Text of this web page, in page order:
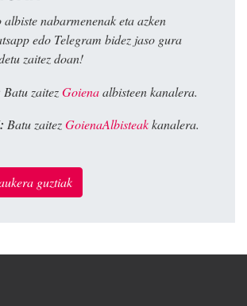
albiste nabarmenenak eta azken
edo Telegram bidez jaso gura
zaitez doan!
Batu zaitezGoienaalbisteen kanalera.
Batu zaitezGoienaAlbisteakkanalera.
guztiak